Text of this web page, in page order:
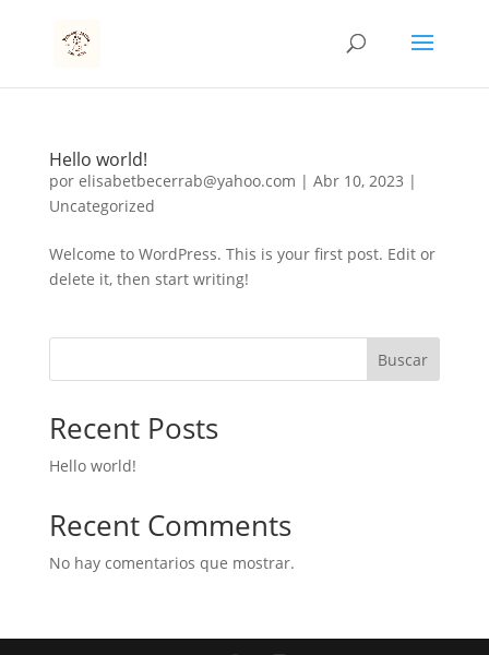
Hello world!
por elisabetbecerrab@yahoo.com | Abr 10, 2023 |
Uncategorized
Welcome to WordPress. This is your first post. Edit or
delete it, then start writing!
Buscar
Recent Posts
Hello world!
Recent Comments
No hay comentarios que mostrar.